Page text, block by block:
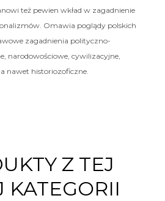
też pewien wkład w zagadnienie
Omawia poglądy polskich
zagadnienia polityczno-
narodowościowe, cywilizacyjne,
nawet historiozoficzne.
Z TEJ
KATEGORII